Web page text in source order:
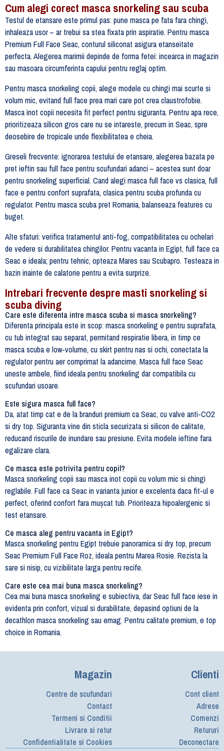
Cum alegi corect masca snorkeling sau scuba
Testul de etansare este primul pas: pune masca pe fata fara chingi,
inhaleaza usor – ar trebui sa stea fixata prin aspiratie. Pentru masca
Premium Full Face Seac, conturul siliconat asigura etanseitate
perfecta. Alegerea marimii depinde de forma fetei: incearca in magazin
sau masoara circumferinta capului pentru reglaj optim.
Pentru masca snorkeling copii, alege modele cu chingi mai scurte si
volum mic, evitand full face prea mari care pot crea claustrofobie.
Masca inot copii necesita fit perfect pentru siguranta. Pentru apa rece,
prioritizeaza silicon gros care nu se intareste, precum in Seac, spre
deosebire de tropicale unde flexibilitatea e cheia.
Greseli frecvente: ignorarea testului de etansare, alegerea bazata pe
pret ieftin sau full face pentru scufundari adanci – acestea sunt doar
pentru snorkeling superficial. Cand alegi masca full face vs clasica, full
face e pentru confort suprafata, clasica pentru scuba profunda cu
regulator. Pentru masca scuba pret Romania, balanseaza features cu
buget.
Alte sfaturi: verifica tratamentul anti-fog, compatibilitatea cu ochelari
de vedere si durabilitatea chingilor. Pentru vacanta in Egipt, full face ca
Seac e ideala; pentru tehnic, opteaza Mares sau Scubapro. Testeaza in
bazin inainte de calatorie pentru a evita surprize.
Intrebari frecvente despre masti snorkeling si
scuba diving
Care este diferenta intre masca scuba si masca snorkeling?
Diferenta principala este in scop: masca snorkeling e pentru suprafata,
cu tub integrat sau separat, permitand respiratie libera, in timp ce
masca scuba e low-volume, cu skirt pentru nas si ochi, conectata la
regulator pentru aer comprimat la adancime. Masca full face Seac
uneste ambele, fiind ideala pentru snorkeling dar compatibila cu
scufundari usoare.
Este sigura masca full face?
Da, atat timp cat e de la branduri premium ca Seac, cu valve anti-CO2
si dry top. Siguranta vine din sticla securizata si silicon de calitate,
reducand riscurile de inundare sau presiune. Evita modele ieftine fara
egalizare clara.
Ce masca este potrivita pentru copil?
Masca snorkeling copii sau masca inot copii cu volum mic si chingi
reglabile. Full face ca Seac in varianta junior e excelenta daca fit-ul e
perfect, oferind confort fara mușcat tub. Prioriteaza hipoalergenic si
test etansare.
Ce masca aleg pentru vacanta in Egipt?
Masca snorkeling pentru Egipt trebuie panoramica si dry top, precum
Seac Premium Full Face Roz, ideala pentru Marea Rosie. Rezista la
sare si nisip, cu vizibilitate larga pentru recife.
Care este cea mai buna masca snorkeling?
Cea mai buna masca snorkeling e subiectiva, dar Seac full face iese in
evidenta prin confort, vizual si durabilitate, depasind optiuni de la
decathlon masca snorkeling sau emag. Pentru calitate premium, e top
choice in Romania.
Magazin
Centre de scufundari
Contact
Termeni si Conditii
Livrare si retur
Confidentialitate si Cookies
Clienti
Cont client
Adrese
Comenzi
Retururi
Deconectare